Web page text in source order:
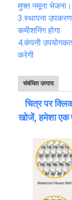
मुफ्त नमूना भेजना।
3.स्थापना
कमीशनिंग होगा
4.कंपनी
करेगी
संबंधित उत्पाद
चित्र पर
खोजें, हमेशा